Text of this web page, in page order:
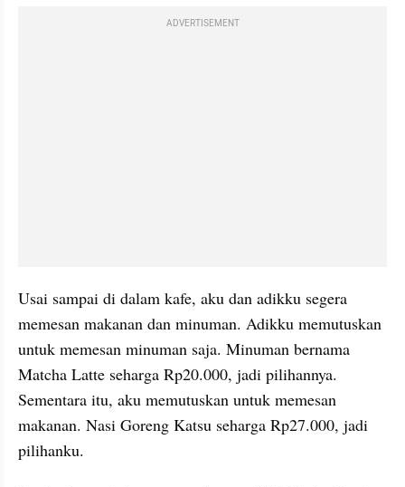
ADVERTISEMENT
Usai sampai di dalam kafe, aku dan adikku segera
memesan makanan dan minuman. Adikku memutuskan
untuk memesan minuman saja. Minuman bernama
Matcha Latte seharga Rp20.000, jadi pilihannya.
Sementara itu, aku memutuskan untuk memesan
makanan. Nasi Goreng Katsu seharga Rp27.000, jadi
pilihanku.